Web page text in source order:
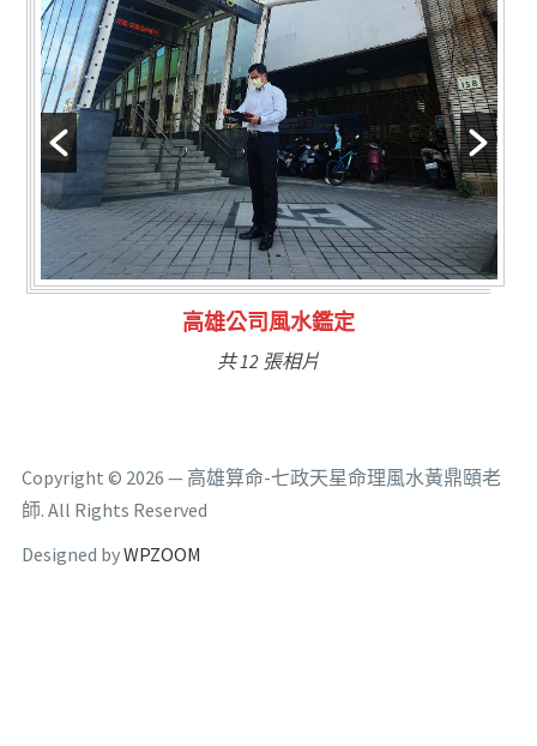
林氏福主量子生基造命
共 6 張相片
Copyright © 2026 — 高雄算命-七政天星命理風水黃鼎頤老
師. All Rights Reserved
Designed byWPZOOM